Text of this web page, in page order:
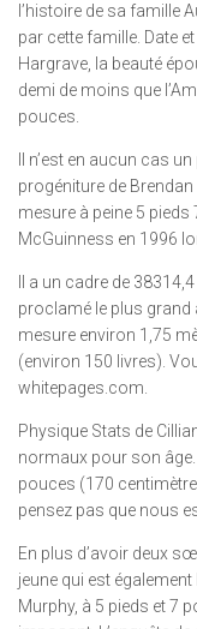
l’histoire de sa famille
par cette famille. Date
Hargrave, la beauté
demi de moins que
pouces.
Il n’est en aucun cas
progéniture de
mesure à peine 5
McGuinness en 1996
Il a un cadre de
proclamé le plus grand
mesure environ 1,75
(environ 150 livres).
whitepages.com.
Physique Stats de
normaux pour son
pouces (170
pensez pas que nous
En plus d’avoir deux
jeune qui est
Murphy, à 5 pieds et 7